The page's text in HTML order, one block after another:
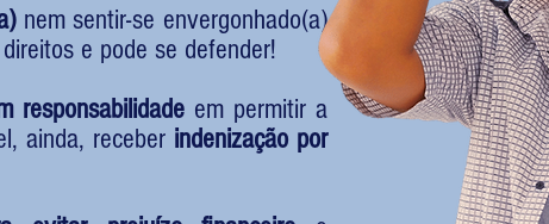
nem sentir-se envergonhado(a)
e pode se defender!
responsabilidadeem permitir a
ainda, receber indenização por